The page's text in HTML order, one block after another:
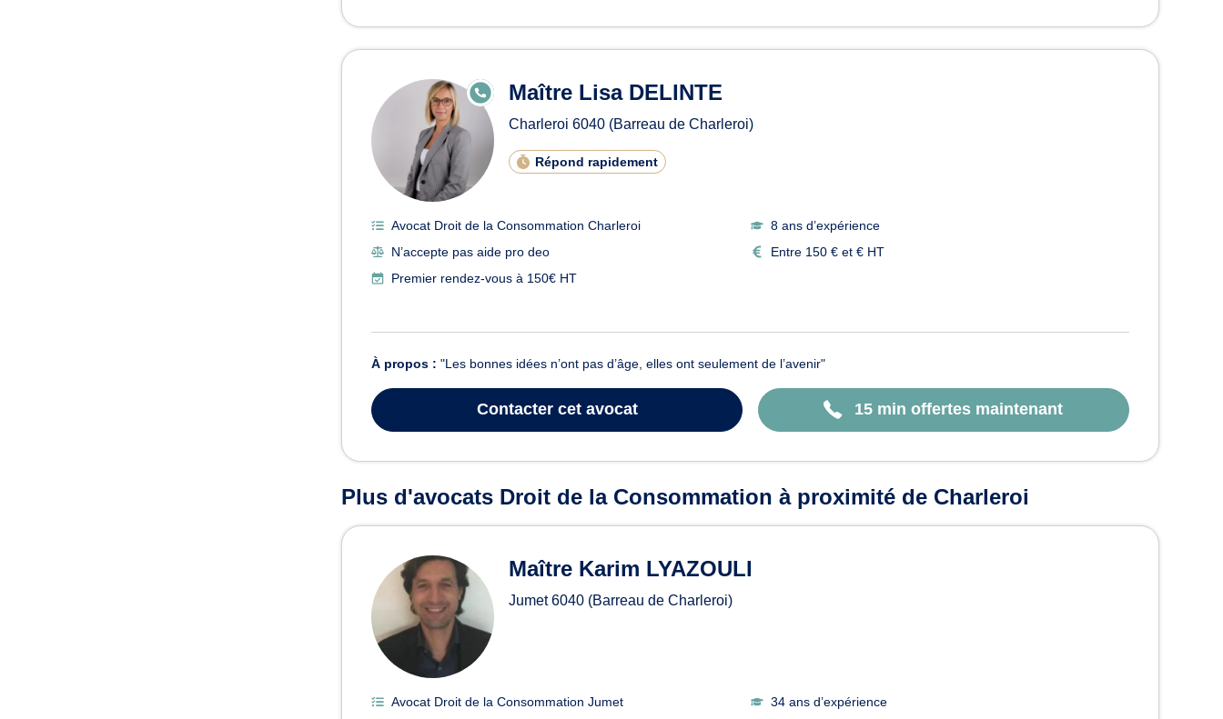
Maître Lisa DELINTE
Charleroi 6040 (Barreau de Charleroi)
Répond rapidement
E
N
Avocat Droit de la Consommation Charleroi
8 ans d’expérience
N’accepte pas aide pro deo
Entre 150 € et € HT
Premier rendez-vous à 150€ HT
À propos : "Les bonnes idées n’ont pas d’âge, elles ont seulement de l’avenir"
Contactercet avocat 15 min offertes maintenant
Plus d'avocats Droit de la Consommation à proximité de Charleroi
Maître Karim LYAZOULI
Jumet6040 (Barreau de Charleroi)
Avocat Droit de la Consommation Jumet
34 ans d’expérience